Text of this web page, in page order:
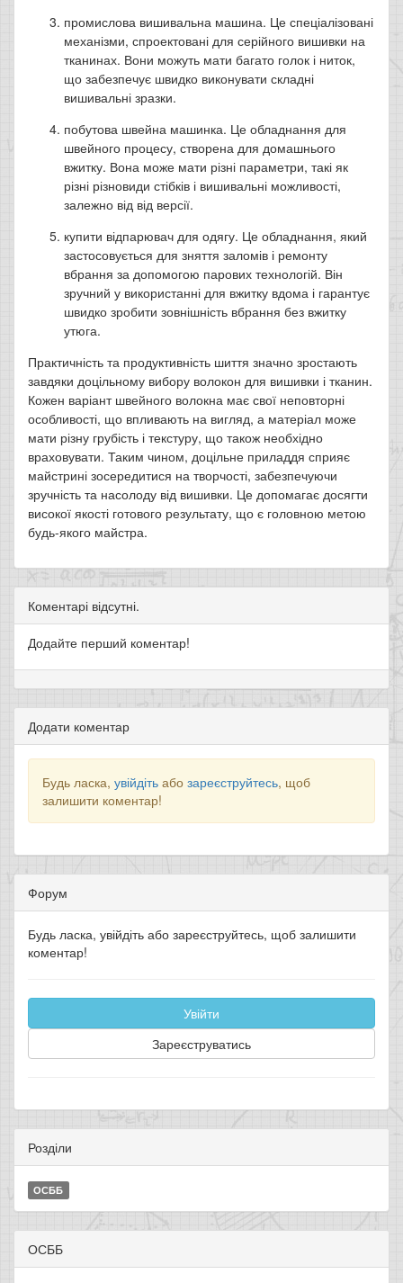
промислова вишивальна машина. Це спеціалізовані
механізми, спроектовані для серійного вишивки на
тканинах. Вони можуть мати багато голок і ниток,
що забезпечує швидко виконувати складні
вишивальні зразки.
побутова швейна машинка. Це обладнання для
швейного процесу, створена для домашнього
вжитку. Вона може мати різні параметри, такі як
різні різновиди стібків і вишивальні можливості,
залежно від від версії.
купити відпарювач для одягу. Це обладнання, який
застосовується для зняття заломів і ремонту
вбрання за допомогою парових технологій. Він
зручний у використанні для вжитку вдома і гарантує
швидко зробити зовнішність вбрання без вжитку
утюга.
Практичність та продуктивність шиття значно зростають
завдяки доцільному вибору волокон для вишивки і тканин.
Кожен варіант швейного волокна має свої неповторні
особливості, що впливають на вигляд, а матеріал може
мати різну грубість і текстуру, що також необхідно
враховувати. Таким чином, доцільне приладдя сприяє
майстрині зосередитися на творчості, забезпечуючи
зручність та насолоду від вишивки. Це допомагає досягти
високої якості готового результату, що є головною метою
будь-якого майстра.
Коментарі відсутні.
Додайте перший коментар!
Додати коментар
Будь ласка, увійдіть або зареєструйтесь, щоб
залишити коментар!
Форум
Будь ласка, увійдіть або зареєструйтесь, щоб залишити
коментар!
Увійти
Зареєструватись
Розділи
ОСББ
ОСББ